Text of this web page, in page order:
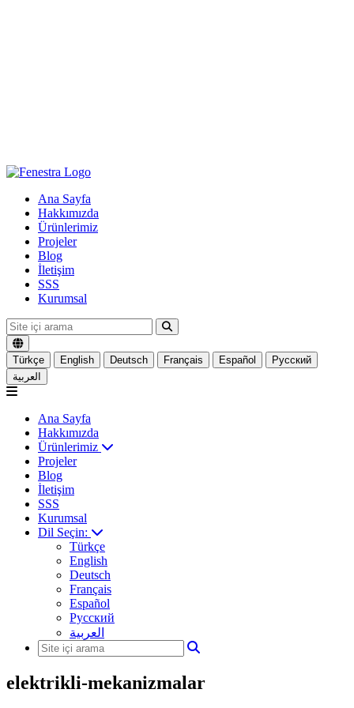
Ana Sayfa
Hakkımızda
Ürünlerimiz
Projeler
Blog
İletişim
SSS
Kurumsal
Türkçe English Deutsch Français Español
Русский
العربية
Ana Sayfa
Hakkımızda
Ürünlerimiz
Projeler
Blog
İletişim
SSS
Kurumsal
Dil Seçin:
Türkçe
English
Deutsch
Français
Español
Русский
العربية
elektrikli-mekanizmalar